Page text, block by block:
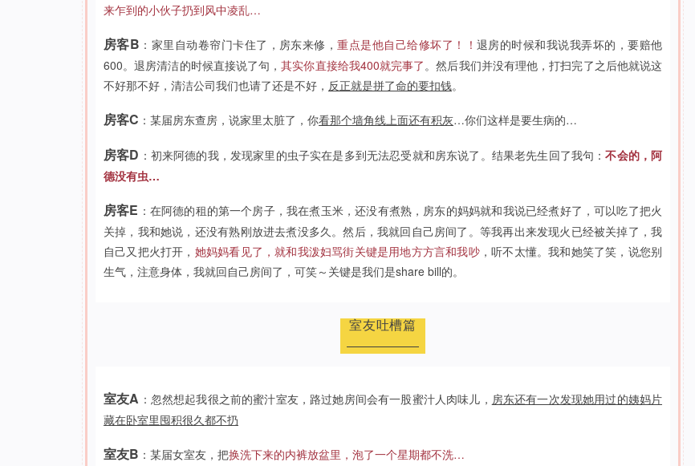
来乍到的小伙子扔到风中凌乱…
房客B ：家里自动卷帘门卡住了，房东来修，重点是他自己给修坏了！！ 退房的时候和我说我弄坏的，要赔他
600。退房清洁的时候直接说了句，其实你直接给我400就完事了。然后我们并没有理他，打扫完了之后他就说这
不好那不好，清洁公司我们也请了还是不好， 反正就是拼了命的要扣钱。
房客C ：某届房东查房，说家里太脏了，你看那个墙角线上面还有积灰…你们这样是要生病的…
房客D ：初来阿德的我，发现家里的虫子实在是多到无法忍受就和房东说了。结果老先生回了我句：不会的，阿
德没有虫…
房客E ：在阿德的租的第一个房子，我在煮玉米，还没有煮熟，房东的妈妈就和我说已经煮好了，可以吃了把火
关掉，我和她说，还没有熟刚放进去煮没多久。然后，我就回自己房间了。等我再出来发现火已经被关掉了，我
自己又把火打开， 她妈妈看见了，就和我泼妇骂街关键是用地方方言和我吵，听不太懂。我和她笑了笑，说您别
生气，注意身体，我就回自己房间了，可笑～关键是我们是share bill的。
室友吐槽篇
室友A ：忽然想起我很之前的蜜汁室友，路过她房间会有一股蜜汁人肉味儿， 房东还有一次发现她用过的姨妈片
藏在卧室里囤积很久都不扔
室友B ：某届女室友，把换洗下来的内裤放盆里，泡了一个星期都不洗…